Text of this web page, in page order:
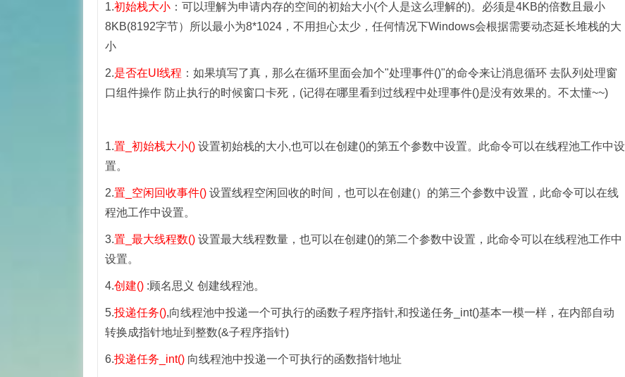
1.初始栈大小 ：可以理解为申请内存的空间的初始大小(个人是这么理解的)。必须是4KB的倍数且最小
8KB(8192字节）所以最小为8*1024，不用担心太少，任何情况下Windows会根据需要动态延长堆栈的大
小
2.是否在UI线程 ：如果填写了真，那么在循环里面会加个"处理事件()"的命令来让消息循环 去队列处理窗
口组件操作 防止执行的时候窗口卡死，(记得在哪里看到过线程中处理事件()是没有效果的。不太懂~~)
1.置_初始栈大小() 设置初始栈的大小,也可以在创建()的第五个参数中设置。此命令可以在线程池工作中设
置。
2.置_空闲回收事件() 设置线程空闲回收的时间，也可以在创建(）的第三个参数中设置，此命令可以在线
程池工作中设置。
3.置_最大线程数() 设置最大线程数量，也可以在创建()的第二个参数中设置，此命令可以在线程池工作中
设置。
4.创建() :顾名思义 创建线程池。
5.投递任务(),向线程池中投递一个可执行的函数子程序指针,和投递任务_int()基本一模一样，在内部自动
转换成指针地址到整数(&子程序指针)
6.投递任务_int() 向线程池中投递一个可执行的函数指针地址